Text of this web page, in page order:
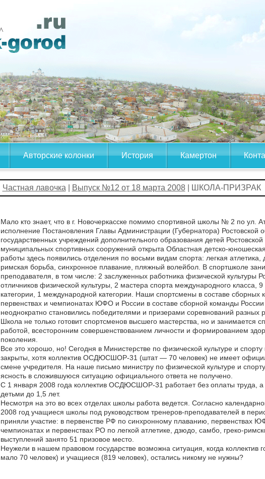
Авторские колонки История Камертон
Частная лавочка Выпуск №12 от 18 марта 2008| ШКОЛА-ПРИЗРАК
Мало кто знает, что в г. Новочеркасске помимо спортивной школы № 2 по
исполнение Постановления Главы Администрации (Губернатора)
государственных учреждений дополнительного образования детей
муниципальных спортивных сооружений открыта Областная детско-
работы здесь появились отделения по восьми видам спорта: легкая
римская борьба, синхронное плавание, пляжный волейбол. В спортшколе
преподавателя, в том числе: 2 заслуженных работника физической культуры
отличников физической культуры, 2 мастера спорта международного класса,
категории, 1 международной категории. Наши спортсмены в составе сборных
первенствах и чемпионатах ЮФО и России в составе сборной команды
неоднократно становились победителями и призерами соревнований разных
Школа не только готовит спортсменов высшего мастерства, но и занимается
работой, всесторонним совершенствованием личности и формированием
поколения.
Все это хорошо, но! Сегодня в Министерстве по физической культуре и
закрыты, хотя коллектив ОСДЮСШОР-31 (штат — 70 человек) не имеет
смене учредителя. На наше письмо министру по физической культуре и
ясность в сложившуюся ситуацию официального ответа не получено.
С 1 января 2008 года коллектив ОСДЮСШОР-31 работает без оплаты труда, а
детьми до 1,5 лет.
Несмотря на это во всех отделах школы работа ведется. Согласно
2008 год учащиеся школы под руководством тренеров-преподавателей в
приняли участие: в первенстве РФ по синхронному плаванию, первенствах
чемпионатах и первенствах РО по легкой атлетике, дзюдо, самбо, греко-
выступлений занято 51 призовое место.
Неужели в нашем правовом государстве возможна ситуация, когда коллектив
мало 70 человек) и учащиеся (819 человек), остались никому не нужны?